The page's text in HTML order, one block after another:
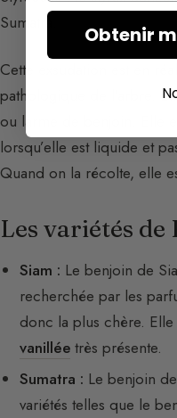
Sumatra.
Cette exsudation est en
pathologique de l’arbre.
ou larme de benjoin. Elle
lorsqu’elle est liquide et
Quand on la récolte, elle
Les variétés de
Siam : Le benjoin de
recherchée par les
donc la plus chère.
vanillée très présente.
Sumatra : Le benjoin
variétés telles que le
Obtenir